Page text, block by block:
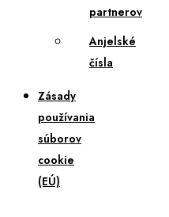
partnerov
Anjelské
čísla
Zásady
používania
súborov
cookie
(EÚ)